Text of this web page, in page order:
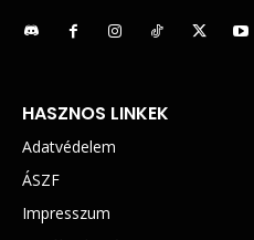
HASZNOS LINKEK
Adatvédelem
ÁSZF
Impresszum